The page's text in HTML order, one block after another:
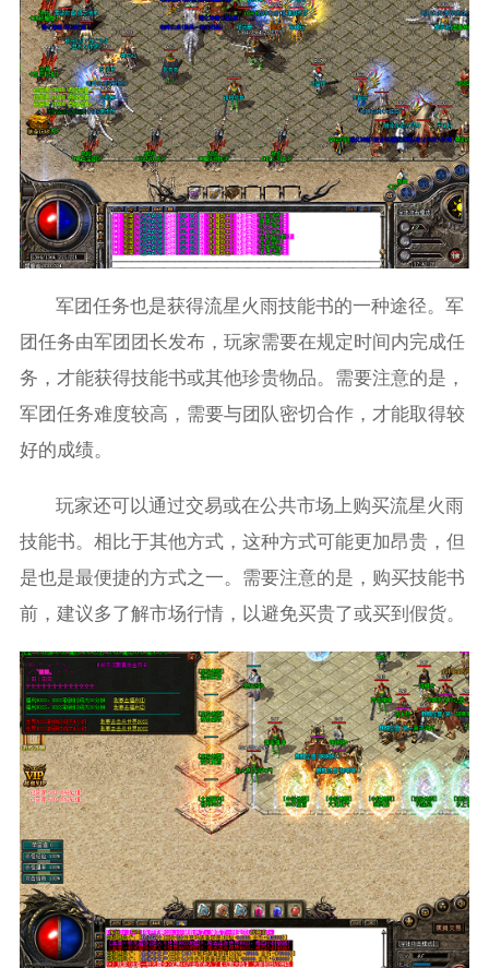
军团任务也是获得流星火雨技能书的一种途径。军
团任务由军团团长发布，玩家需要在规定时间内完成任
务，才能获得技能书或其他珍贵物品。需要注意的是，
军团任务难度较高，需要与团队密切合作，才能取得较
好的成绩。
玩家还可以通过交易或在公共市场上购买流星火雨
技能书。相比于其他方式，这种方式可能更加昂贵，但
是也是最便捷的方式之一。需要注意的是，购买技能书
前，建议多了解市场行情，以避免买贵了或买到假货。